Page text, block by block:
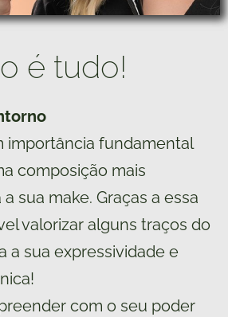
é tudo!
importância fundamental
composição mais
sua make. Graças a essa
valorizar alguns traços do
a sua expressividade e
com o seu poder